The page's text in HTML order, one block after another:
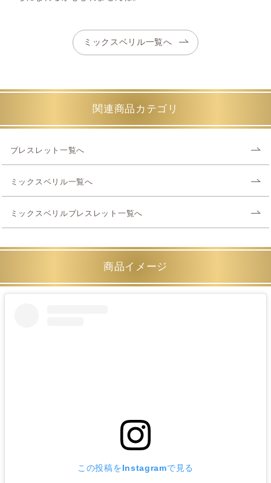
ミックスベリル一覧へ
関連商品カテゴリ
ブレスレット一覧へ
ミックスベリル一覧へ
ミックスベリルブレスレット一覧へ
商品イメージ
この投稿をInstagramで見る